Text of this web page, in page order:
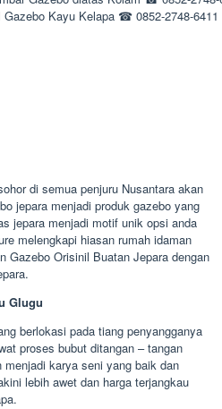
Kayu Kelapa ☎ 0852-2748-6411
di semua penjuru Nusantara akan
jepara menjadi produk gazebo yang
jepara menjadi motif unik opsi anda
melengkapi hiasan rumah idaman
Gazebo Orisinil Buatan Jepara dengan
Glugu
berlokasi pada tiang penyangganya
proses bubut ditangan – tangan
karya seni yang baik dan
lebih awet dan harga terjangkau